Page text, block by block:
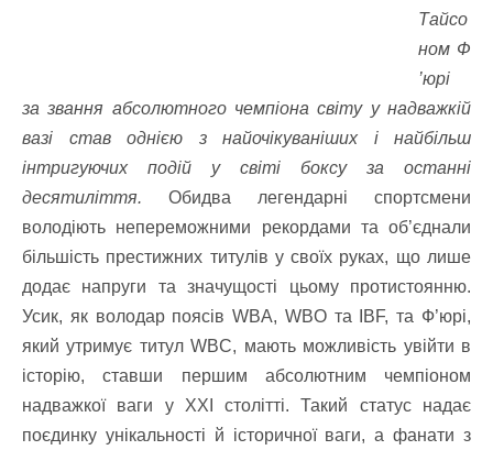
Тайсо
ном Ф
’юрі
за звання абсолютного чемпіона світу у надважкій
вазі став однією з найочікуваніших і найбільш
інтригуючих подій у світі боксу за останні
десятиліття. Обидва легендарні спортсмени
володіють непереможними рекордами та об’єднали
більшість престижних титулів у своїх руках, що лише
додає напруги та значущості цьому протистоянню.
Усик, як володар поясів WBA, WBO та IBF, та Ф’юрі,
який утримує титул WBC, мають можливість увійти в
історію, ставши першим абсолютним чемпіоном
надважкої ваги у XXI столітті. Такий статус надає
поєдинку унікальності й історичної ваги, а фанати з